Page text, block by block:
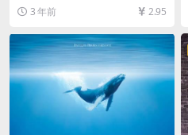
2)[百度网盘+夸克网盘1080P
超清未删减资源][网盘在线播
放/下载][MP4/7.6GB][中文字
幕]
3 年前 2.95